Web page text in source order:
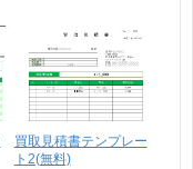
買取見積書テンプレー
ト2(無料)